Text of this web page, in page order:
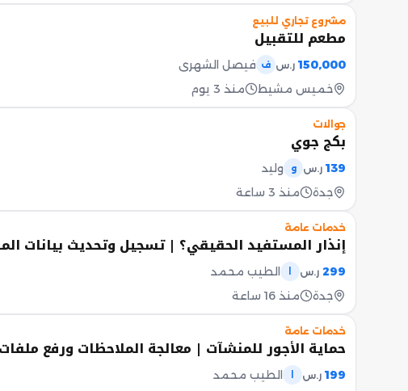
مشروع تجاري للبيع
مطعم للتقبيل
150,000 ر.س ف فيصل الشهري
خميس مشيط
منذ 3 يوم
جوالات
بكج جوي
139 ر.س و
وليد
جدة
منذ 3 ساعة
خدمات عامة
إنذار المستفيد الحقيقي؟ | تسجيل وتحديث بيانات
299 ر.س
الطيب محمد
جدة
منذ 16 ساعة
خدمات عامة
حماية الأجور للمنشآت | معالجة الملاحظات ورفع
199 ر.س
الطيب محمد